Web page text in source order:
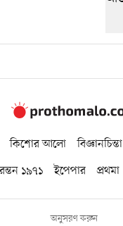
কিশোর আলো বিজ্ঞানচিন্তা
১৯৭১ ইপেপার প্রথমা
অনুসরণ করুন